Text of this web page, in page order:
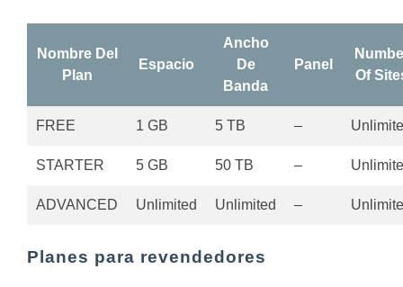
Nombre Del
Plan
Espacio
Ancho
De
Banda
Panel
Of
FREE 1 GB 5 TB –
STARTER 5 GB 50 TB –
ADVANCED Unlimited Unlimited –
Planes para revendedores